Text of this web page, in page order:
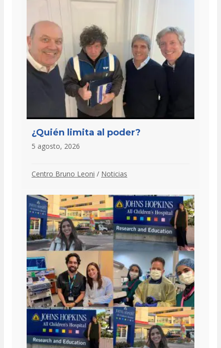
¿Quién limita al poder?
5 agosto, 2026
Centro Bruno Leoni / Noticias